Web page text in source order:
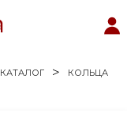
КАТАЛОГ
КОЛЬЦА